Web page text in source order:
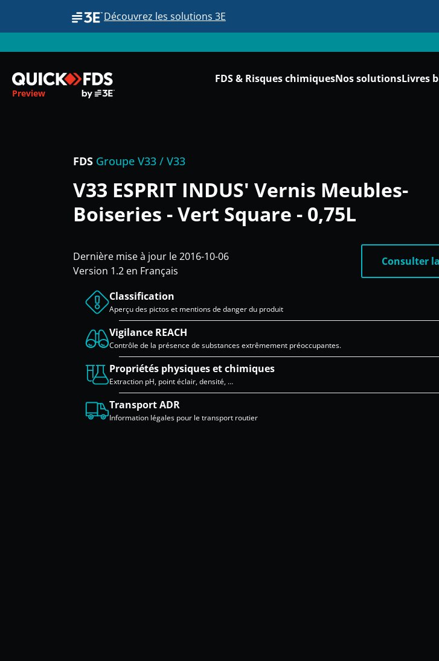
Découvrez les solutions 3E
Preview
FDS & Risques chimiquesNos solutionsLivres
V33 ESPRIT INDUS' Vernis Meubles-
Boiseries - Vert Square - 0,75L
FDS Groupe V33 / V33
Dernière mise à jour le 2016-10-06
Version 1.2 en Français
Consulter
Classification
Aperçu des pictos et mentions de danger du produit
Vigilance REACH
Contrôle de la présence de substances extrêmement préoccupantes.
Propriétés physiques et chimiques
Extraction pH, point éclair, densité, …
Transport ADR
Information légales pour le transport routier